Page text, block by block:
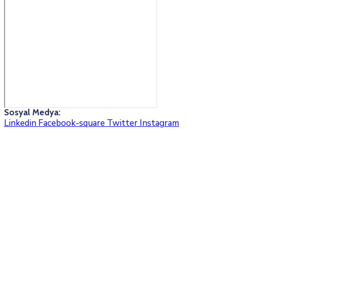
Sosyal Medya:
Linkedin Facebook-square Twitter Instagram